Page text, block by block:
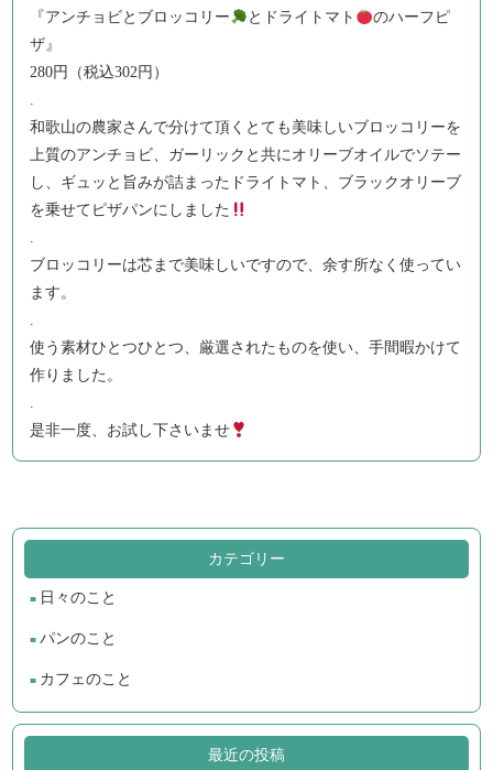
『アンチョビとブロッコリー
とドライトマト
のハーフピ
ザ』
280円（税込302円）
.
和歌山の農家さんで分けて頂くとても美味しいブロッコリーを
上質のアンチョビ、ガーリックと共にオリーブオイルでソテー
し、ギュッと旨みが詰まったドライトマト、ブラックオリーブ
を乗せてピザパンにしました
.
ブロッコリーは芯まで美味しいですので、余す所なく使ってい
ます。
.
使う素材ひとつひとつ、厳選されたものを使い、手間暇かけて
作りました。
.
是非一度、お試し下さいませ
カテゴリー
日々のこと
パンのこと
カフェのこと
最近の投稿